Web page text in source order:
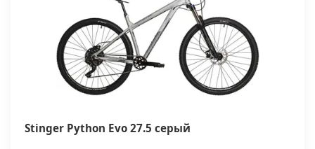
Stinger Python Evo 27.5 серый